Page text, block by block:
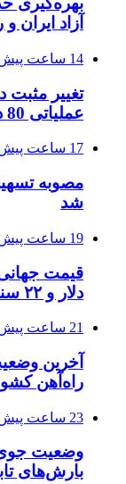
آزاد ایران
14 ساعت پیش
تغییر مثبت
عملیاتی 80 درصد رشد کرد
17 ساعت پیش
مصوبه
شد
19 ساعت پیش
دلار و ۲۲ سنت رسید
21 ساعت پیش
آخرین
راه‌آهن
23 ساعت پیش
بارش‌های